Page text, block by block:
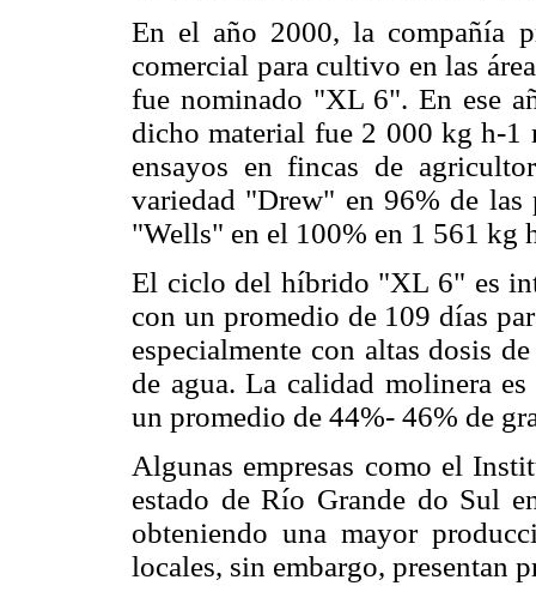
En el año 2000, la compañía
comercial para cultivo en las
fue nominado "XL 6". En ese
dicho material fue 2 000 kg h-1
ensayos en fincas de
variedad "Drew" en 96% de
"Wells" en el 100% en 1 561 kg
El ciclo del híbrido "XL 6" es
con un promedio de 109 días
especialmente con altas dosis
de agua. La calidad molinera
un promedio de 44%- 46% de
Algunas empresas como el
estado de Río Grande do Sul
obteniendo una mayor
locales, sin embargo, presentan